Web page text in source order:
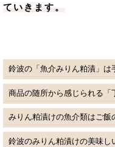
ていきます。
鈴波の「魚介みりん粕漬」は
商品の随所から感じられる「
みりん粕漬けの魚介類はご飯
鈴波のみりん粕漬けの美味し